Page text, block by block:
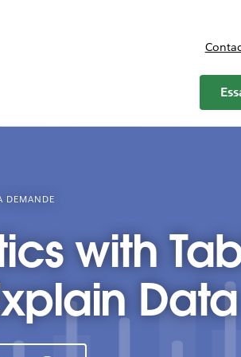
for Centre de ressources
navigation for Tarifs
DEMANDE
with
Data